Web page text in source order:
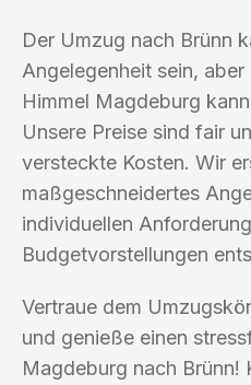
Der Umzug nach Brünn
Angelegenheit sein,
Himmel Magdeburg
Unsere Preise sind fair
versteckte Kosten. Wir
maßgeschneidertes
individuellen
Budgetvorstellungen
Vertraue dem
und genieße einen
Magdeburg nach Brünn!